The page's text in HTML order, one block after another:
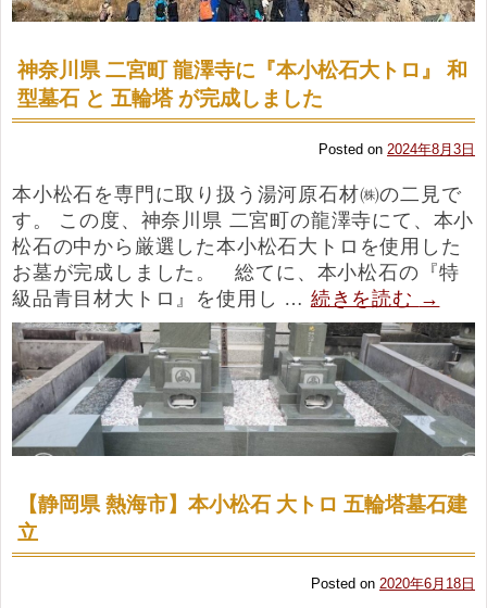
神奈川県 二宮町 龍澤寺に『本小松石大トロ』 和
型墓石 と 五輪塔 が完成しました
Posted on 2024年8月3日
本小松石を専門に取り扱う湯河原石材㈱の二見で
す。 この度、神奈川県 二宮町の龍澤寺にて、本小
松石の中から厳選した本小松石大トロを使用した
お墓が完成しました。 総てに、本小松石の『特
級品青目材大トロ』を使用し … 続きを読む →
【静岡県 熱海市】本小松石 大トロ 五輪塔墓石建
立
Posted on 2020年6月18日